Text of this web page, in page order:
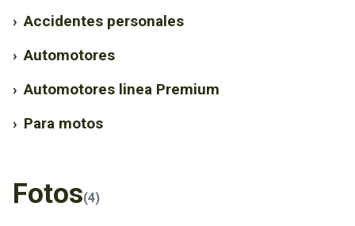
› Accidentes personales
› Automotores
› Automotores linea Premium
› Para motos
Fotos(4)